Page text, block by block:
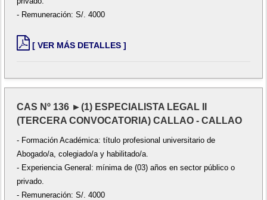
- Remuneración: S/. 4000
[ VER MÁS DETALLES ]
CAS Nº 136 ►(1) ESPECIALISTA LEGAL II
(TERCERA CONVOCATORIA) CALLAO - CALLAO
- Formación Académica: título profesional universitario de
Abogado/a, colegiado/a y habilitado/a.
- Experiencia General: mínima de (03) años en sector público o
privado.
- Remuneración: S/. 4000